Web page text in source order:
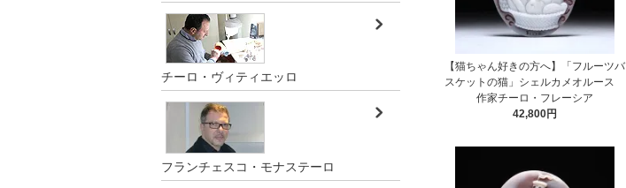
【猫ちゃん好きの方へ】「フルーツバ
スケットの猫」シェルカメオルース
作家チーロ・フレーシア
42,800円
チーロ・ヴィティエッロ
フランチェスコ・モナステーロ